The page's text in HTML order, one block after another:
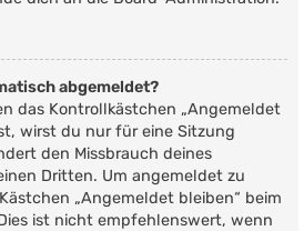
abgemeldet?
das Kontrollkästchen „Angemeldet
wirst du nur für eine Sitzung
den Missbrauch deines
Dritten. Um angemeldet zu
„Angemeldet bleiben“ beim
ist nicht empfehlenswert, wenn